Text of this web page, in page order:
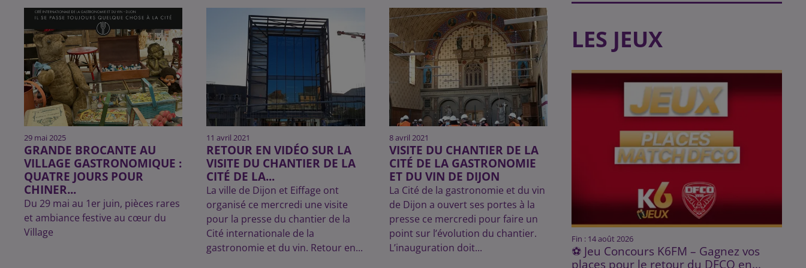
29 mai 2025
GRANDE BROCANTE AU
VILLAGE GASTRONOMIQUE :
QUATRE JOURS POUR
CHINER...
Du 29 mai au 1er juin, pièces rares
et ambiance festive au cœur du
Village
11 avril 2021
RETOUR EN VIDÉO SUR LA
VISITE DU CHANTIER DE LA
CITÉ DE LA...
La ville de Dijon et Eiffage ont
organisé ce mercredi une visite
pour la presse du chantier de la
Cité internationale de la
gastronomie et du vin. Retour en...
8 avril 2021
VISITE DU CHANTIER DE LA
CITÉ DE LA GASTRONOMIE
ET DU VIN DE DIJON
La Cité de la gastronomie et du vin
de Dijon a ouvert ses portes à la
presse ce mercredi pour faire un
point sur l’évolution du chantier.
L’inauguration doit...
LES JEUX
Fin : 14 août 2026
⚽ Jeu Concours K6FM – Gagnez vos
places pour le retour du DFCO en...